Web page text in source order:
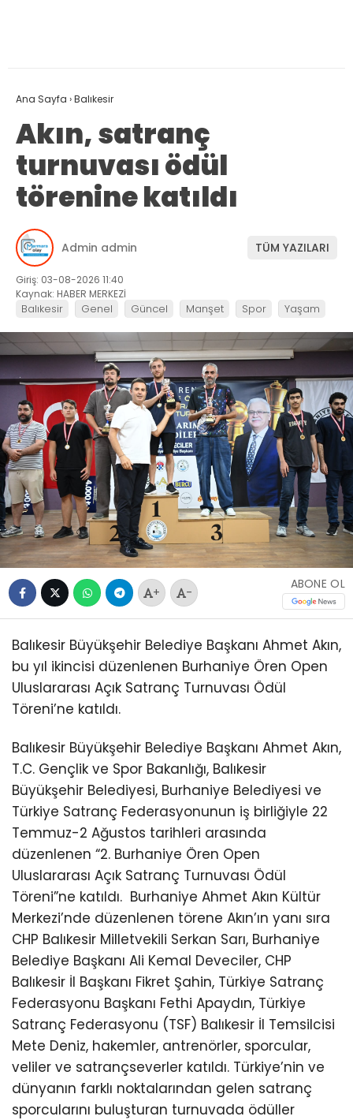
Ana Sayfa ›Balıkesir
Akın, satranç
turnuvası ödül
törenine katıldı
Admin admin TÜM YAZILARI
Giriş: 03-08-2026 11:40
Kaynak: HABER MERKEZİ
Balıkesir Genel Güncel Manşet Spor Yaşam
+ -
ABONE OL
Balıkesir Büyükşehir Belediye Başkanı Ahmet Akın,
bu yıl ikincisi düzenlenen Burhaniye Ören Open
Uluslararası Açık Satranç Turnuvası Ödül
Töreni’ne katıldı.
Balıkesir Büyükşehir Belediye Başkanı Ahmet Akın,
T.C. Gençlik ve Spor Bakanlığı, Balıkesir
Büyükşehir Belediyesi, Burhaniye Belediyesi ve
Türkiye Satranç Federasyonunun iş birliğiyle 22
Temmuz-2 Ağustos tarihleri arasında
düzenlenen “2. Burhaniye Ören Open
Uluslararası Açık Satranç Turnuvası Ödül
Töreni”ne katıldı. Burhaniye Ahmet Akın Kültür
Merkezi’nde düzenlenen törene Akın’ın yanı sıra
CHP Balıkesir Milletvekili Serkan Sarı, Burhaniye
Belediye Başkanı Ali Kemal Deveciler, CHP
Balıkesir İl Başkanı Fikret Şahin, Türkiye Satranç
Federasyonu Başkanı Fethi Apaydın, Türkiye
Satranç Federasyonu (TSF) Balıkesir İl Temsilcisi
Mete Deniz, hakemler, antrenörler, sporcular,
veliler ve satrançseverler katıldı. Türkiye’nin ve
dünyanın farklı noktalarından gelen satranç
sporcularını buluşturan turnuvada ödüller